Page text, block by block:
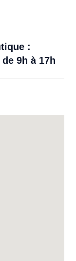
:
9h à 17h